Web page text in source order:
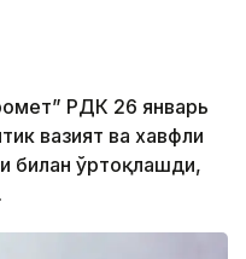
РДК 26 январь
вазият ва хавфли
билан ўртоқлашди,
.